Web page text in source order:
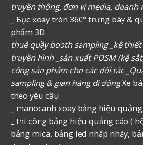
truyền thông, đơn vị media, doanh
_ Bục xoay tròn 360° trưng bày &
phẩm 3D
thuê quầy booth sampling _kệ
truyền hình _sản xuất POSM (kệ
công sản phẩm cho các đối tác
sampling & gian hàng di độngXe
theo yêu cầu
_ manocanh xoay bảng hiệu
_ thi công bảng hiệu quảng cáo (
bảng mica, bảng led nhấp nháy,